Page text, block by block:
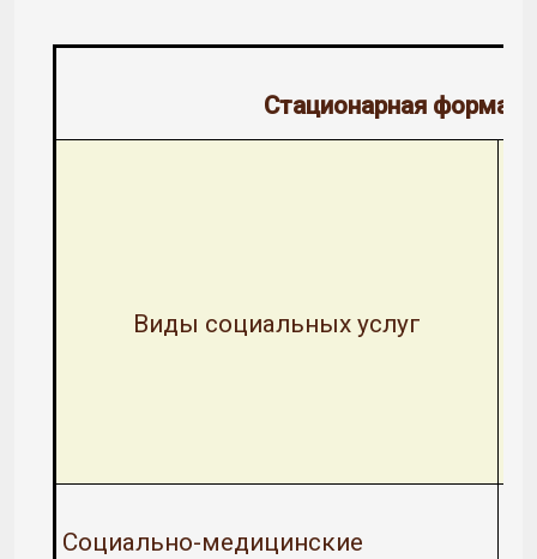
Стационарная форма
Виды социальных услуг
Социально-медицинские